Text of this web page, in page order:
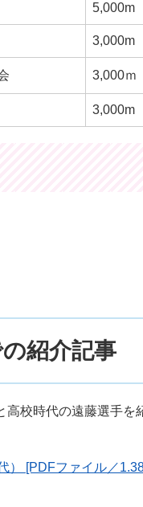
5,000m
3,000m
3,000ｍ
3,000m
紹介記事
校時代の遠藤選手を
） [PDFファイル／